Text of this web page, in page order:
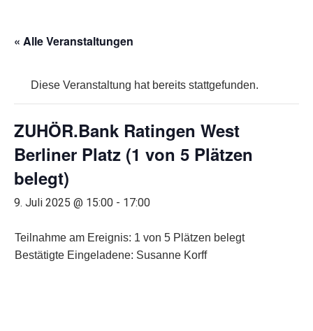
« Alle Veranstaltungen
Diese Veranstaltung hat bereits stattgefunden.
ZUHÖR.Bank Ratingen West
Berliner Platz (1 von 5 Plätzen
belegt)
9. Juli 2025 @ 15:00 - 17:00
Teilnahme am Ereignis: 1 von 5 Plätzen belegt
Bestätigte Eingeladene: Susanne Korff